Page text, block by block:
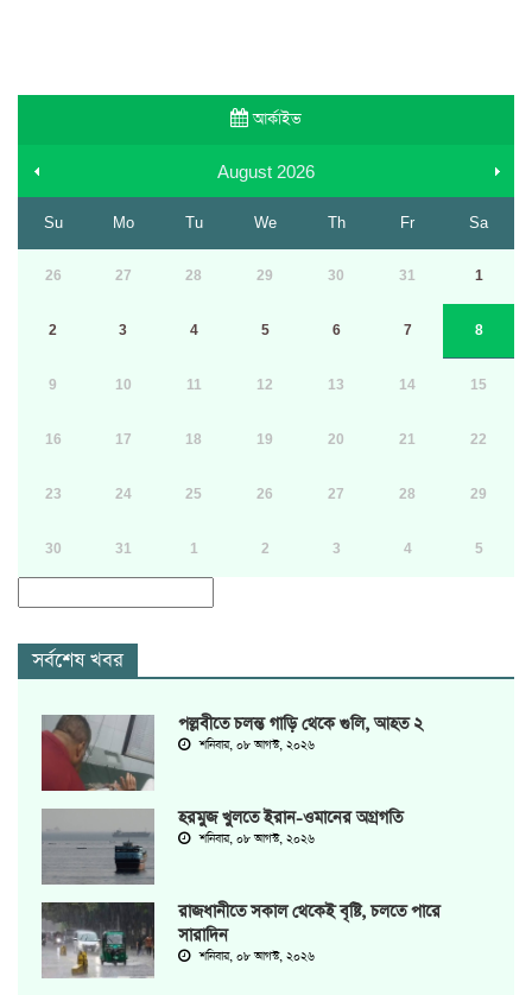
আর্কাইভ
August 2026
Su Mo Tu We Th Fr Sa
26 27 28 29 30 31 1
2 3 4 5 6 7 8
9 10 11 12 13 14 15
16 17 18 19 20 21 22
23 24 25 26 27 28 29
30 31 1 2 3 4 5
সর্বশেষ খবর
পল্লবীতে চলন্ত গাড়ি থেকে গুলি, আহত ২
শনিবার, ০৮ আগস্ট, ২০২৬
হরমুজ খুলতে ইরান-ওমানের অগ্রগতি
শনিবার, ০৮ আগস্ট, ২০২৬
রাজধানীতে সকাল থেকেই বৃষ্টি, চলতে পারে
সারাদিন
শনিবার, ০৮ আগস্ট, ২০২৬